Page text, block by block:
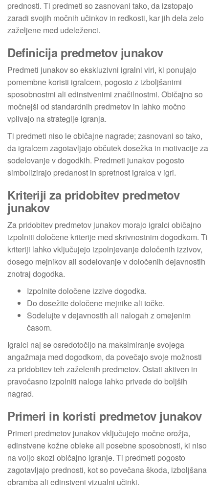
prednosti. Ti predmeti so zasnovani tako, da izstopajo
zaradi svojih močnih učinkov in redkosti, kar jih dela zelo
zaželjene med udeleženci.
Definicija predmetov junakov
Predmeti junakov so ekskluzivni igralni viri, ki ponujajo
pomembne koristi igralcem, pogosto z izboljšanimi
sposobnostmi ali edinstvenimi značilnostmi. Običajno so
močnejši od standardnih predmetov in lahko močno
vplivajo na strategije igranja.
Ti predmeti niso le običajne nagrade; zasnovani so tako,
da igralcem zagotavljajo občutek dosežka in motivacije za
sodelovanje v dogodkih. Predmeti junakov pogosto
simbolizirajo predanost in spretnost igralca v igri.
Kriteriji za pridobitev predmetov
junakov
Za pridobitev predmetov junakov morajo igralci običajno
izpolniti določene kriterije med skrivnostnim dogodkom. Ti
kriteriji lahko vključujejo izpolnjevanje določenih izzivov,
dosego mejnikov ali sodelovanje v določenih dejavnostih
znotraj dogodka.
Izpolnite določene izzive dogodka.
Do dosežite določene mejnike ali točke.
Sodelujte v dejavnostih ali nalogah z omejenim
časom.
Igralci naj se osredotočijo na maksimiranje svojega
angažmaja med dogodkom, da povečajo svoje možnosti
za pridobitev teh zaželenih predmetov. Ostati aktiven in
pravočasno izpolniti naloge lahko privede do boljših
nagrad.
Primeri in koristi predmetov junakov
Primeri predmetov junakov vključujejo močne orožja,
edinstvene kožne obleke ali posebne sposobnosti, ki niso
na voljo skozi običajno igranje. Ti predmeti pogosto
zagotavljajo prednosti, kot so povečana škoda, izboljšana
obramba ali edinstveni vizualni učinki.